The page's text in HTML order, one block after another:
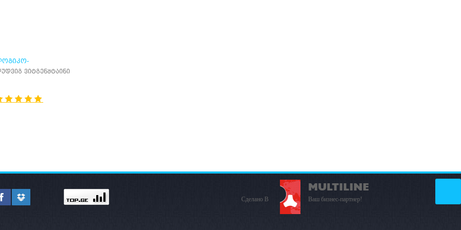
ვიტგენშტაინი
Сделано В
MULTILINE
Ваш бизнес-партнер!